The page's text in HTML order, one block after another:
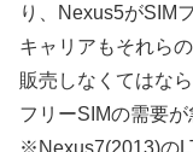
り、Nexus5がSIM
キャリアもそれら
販売しなくてはな
フリーSIMの需要が
※Nexus7(2013)の